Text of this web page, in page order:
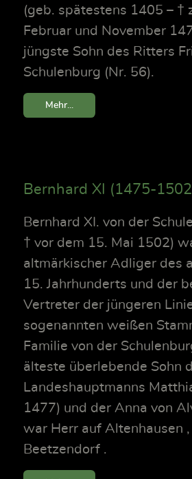
(geb. spätestens 1405 – †
Februar und November
jüngste Sohn des Ritters
Schulenburg (Nr. 56).
Mehr...
Bernhard XI (1475-
Bernhard XI. von der
† vor dem 15. Mai 1502)
altmärkischer Adliger des
15. Jahrhunderts und der
Vertreter der jüngeren
sogenannten weißen
Familie von der
älteste überlebende Sohn
Landeshauptmanns
1477) und der Anna von
war Herr auf Altenhausen
Beetzendorf .